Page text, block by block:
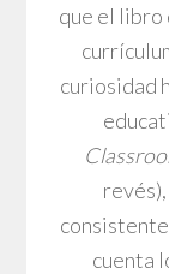
que el libro
curiosidad
cuenta